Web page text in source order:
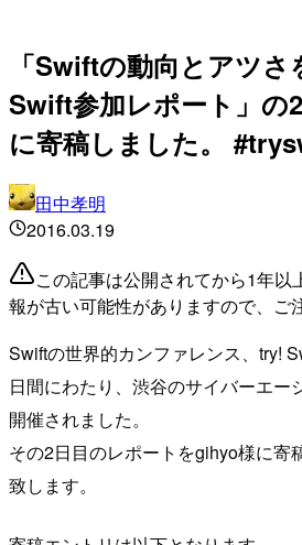
「Swiftの動向とアツ
Swift参加レポート」の
に寄稿しました。
田中孝明
2016.03.19
この記事は公開されてから1年以
報が古い可能性がありますので、ご
Swiftの世界的カンファレンス、try!
日間にわたり、渋谷のサイバーエー
開催されました。
その2日目のレポートをgihyo様に寄
致します。